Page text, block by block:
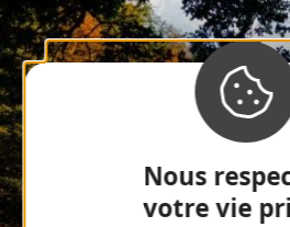
Nous
votre vie